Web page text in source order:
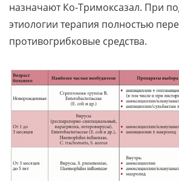
назначают Ко-Тримоксазал. При
этиологии терапия полностью
противогрибковые средства.